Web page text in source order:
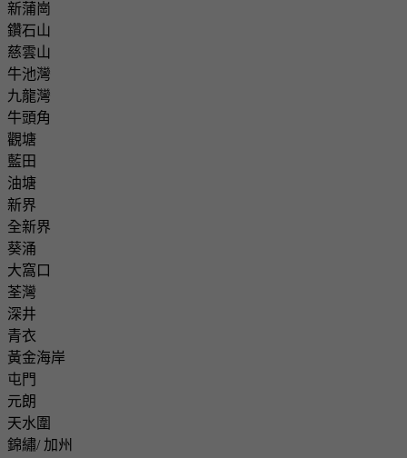
新蒲崗
鑽石山
慈雲山
牛池灣
九龍灣
牛頭角
觀塘
藍田
油塘
新界
全新界
葵涌
大窩口
荃灣
深井
青衣
黃金海岸
屯門
元朗
天水圍
錦繡/ 加州